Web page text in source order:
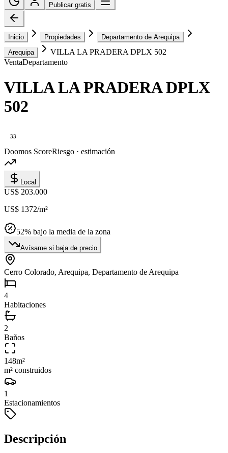
Publicar gratis
Inicio Propiedades
Departamento de Arequipa
Arequipa
VILLA LA PRADERA DPLX 502
VentaDepartamento
VILLA LA PRADERA DPLX
502
33
Doomos ScoreRiesgo · estimación
Local
US$ 203.000
US$ 1372/m²
52% bajo la media de la zona
Avísame si baja de precio
Cerro Colorado, Arequipa, Departamento de Arequipa
4
Habitaciones
2
Baños
148m²
m² construidos
1
Estacionamientos
Descripción